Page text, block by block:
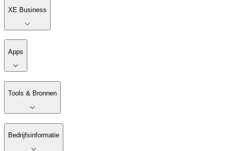
XE Business
Apps
Tools & Bronnen
Bedrijfsinformatie